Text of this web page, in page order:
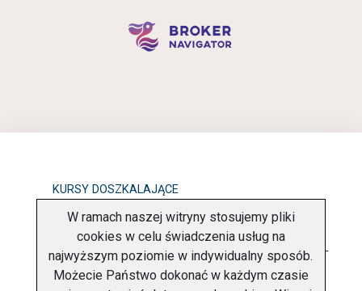
KURSY DOSZKALAJĄCE
OBOWIĄZEK INFORMACYJNY
POLITYKA PRYWATNOŚCI O FIRMIE KONTAKT
W ramach naszej witryny stosujemy pliki
cookies w celu świadczenia usług na
najwyższym poziomie w indywidualny sposób.
Możecie Państwo dokonać w każdym czasie